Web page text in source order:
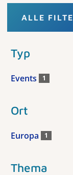
ALLE
Typ
Events 1
Ort
Europa 1
Thema